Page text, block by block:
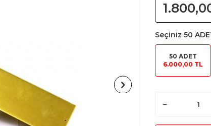
Seçiniz 50
50 ADET
6.000,00 TL